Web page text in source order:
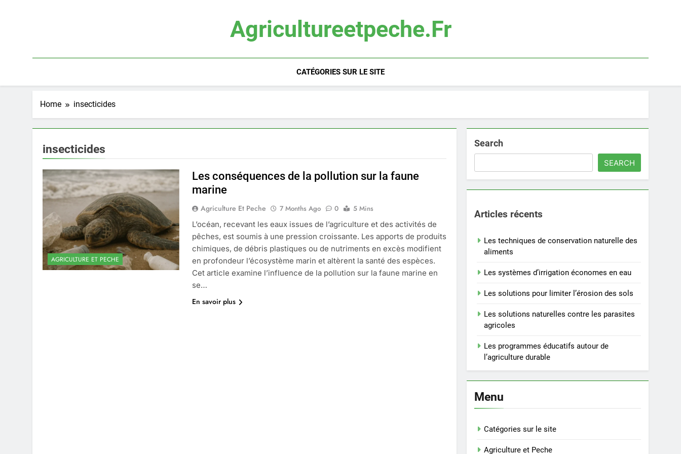
Agricultureetpeche.fr
CATÉGORIES SUR LE SITE
Home insecticides
insecticides
AGRICULTURE ET PECHE
Les conséquences de la pollution sur la faune
marine
Agriculture Et Peche 7 Months Ago 0
5 Mins
L’océan, recevant les eaux issues de l’agriculture et des activités de
pêches, est soumis à une pression croissante. Les apports de produits
chimiques, de débris plastiques ou de nutriments en excès modifient
en profondeur l’écosystème marin et altèrent la santé des espèces.
Cet article examine l’influence de la pollution sur la faune marine en
se…
En savoir plus
Search
SEARCH
Articles récents
Les techniques de conservation naturelle des
aliments
Les systèmes d’irrigation économes en eau
Les solutions pour limiter l’érosion des sols
Les solutions naturelles contre les parasites
agricoles
Les programmes éducatifs autour de
l’agriculture durable
Menu
Catégories sur le site
Agriculture et Peche